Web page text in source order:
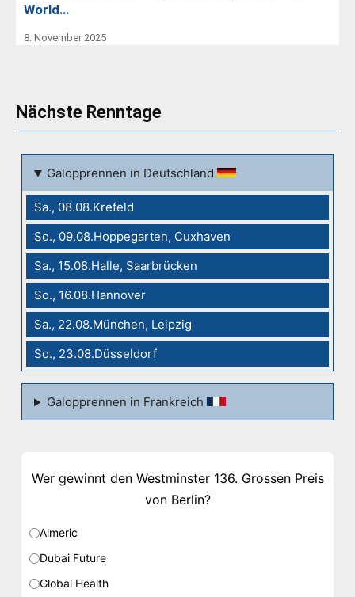
World…
8. November 2025
Nächste Renntage
Galopprennen in Deutschland
Sa., 08.08.Krefeld
So., 09.08.Hoppegarten, Cuxhaven
Sa., 15.08.Halle, Saarbrücken
So., 16.08.Hannover
Sa., 22.08.München, Leipzig
So., 23.08.Düsseldorf
Galopprennen in Frankreich
Wer gewinnt den Westminster 136. Grossen Preis
von Berlin?
Almeric
Dubai Future
Global Health